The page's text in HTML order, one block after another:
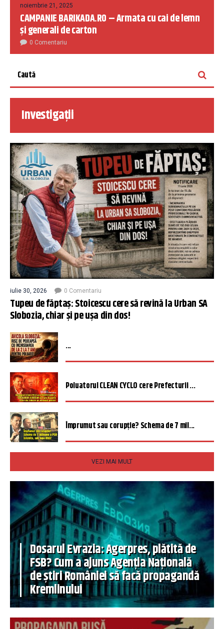
noiembrie 21, 2025
CAMPANIE BARIKADA.RO – Armata cu cai de lemn
și generali de carton
0 Comentariu
Investigații
iulie 30, 2026 0 Comentariu
Tupeu de făptaș: Stoicescu cere să revină la Urban SA
Slobozia, chiar și pe ușa din dos!
...
Poluatorul CLEAN CYCLO cere Prefecturii ...
Împrumut sau corupție? Schema de 7 mil...
VEZI MAI MULT
Dosarul Evrazia: Agerpres, plătită de
FSB? Cum a ajuns Agenția Națională
de știri României să facă propagandă
Kremlinului